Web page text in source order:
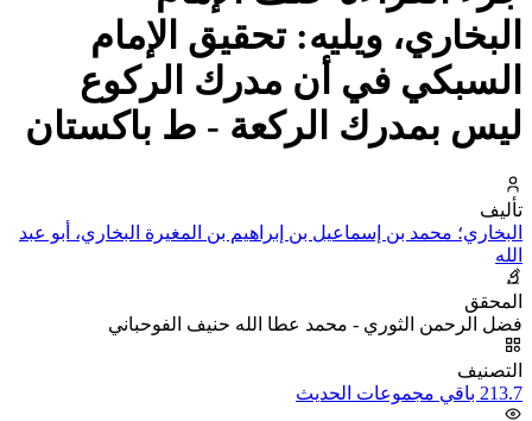
البخاري، ويليه: تحقيق الإمام
السبكي في أن مدرك الركوع
ليس بمدرك الركعة - ط باكستان
تأليف
البخاري؛ محمد بن إسماعيل بن إبراهيم بن المغيرة البخاري، أبو عبد
الله
المحقق
فضل الرحمن الثوري - محمد عطا الله حنيف الفوحباني
التصنيف
213.7 باقي مجموعات الحديث